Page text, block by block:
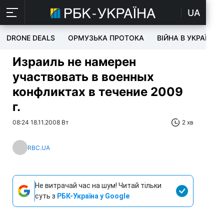
UA
DRONE DEALS ОРМУЗЬКА ПРОТОКА ВІЙНА В УКРАЇНІ
Израиль не намерен
участвовать в военных
конфликтах в течение 2009
г.
08:24 18.11.2008 Вт 2 хв
RBC.UA
Не витрачай час на шум! Читай тільки
суть з РБК-Україна у Google